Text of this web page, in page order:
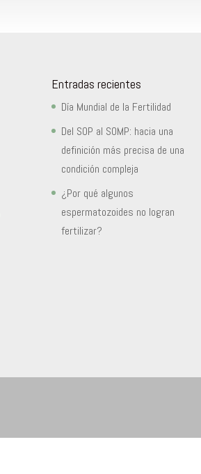
Entradas recientes
Día Mundial de la Fertilidad
Del SOP al SOMP: hacia una
definición más precisa de una
condición compleja
¿Por qué algunos
espermatozoides no logran
fertilizar?